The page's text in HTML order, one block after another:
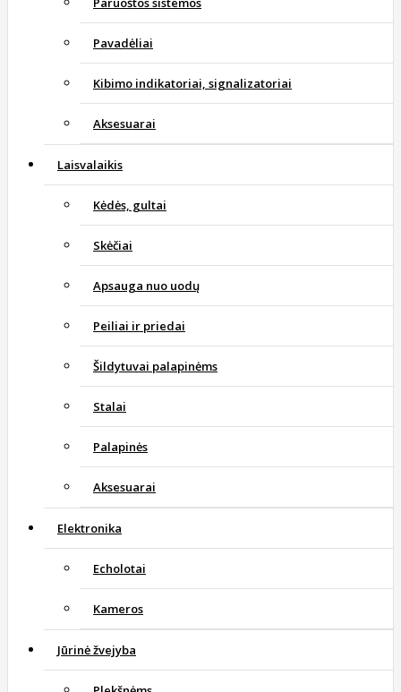
Pavadėliai
Kibimo indikatoriai, signalizatoriai
Aksesuarai
Laisvalaikis
Kėdės, gultai
Skėčiai
Apsauga nuo uodų
Peiliai ir priedai
Šildytuvai palapinėms
Stalai
Palapinės
Aksesuarai
Elektronika
Echolotai
Kameros
Jūrinė žvejyba